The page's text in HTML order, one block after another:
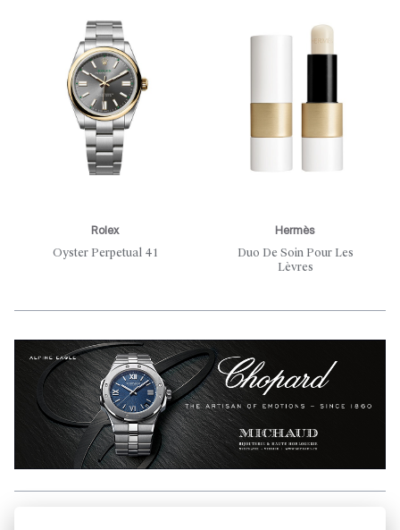
Rolex
Oyster Perpetual 41
Hermès
Duo De Soin Pour Les
Lèvres